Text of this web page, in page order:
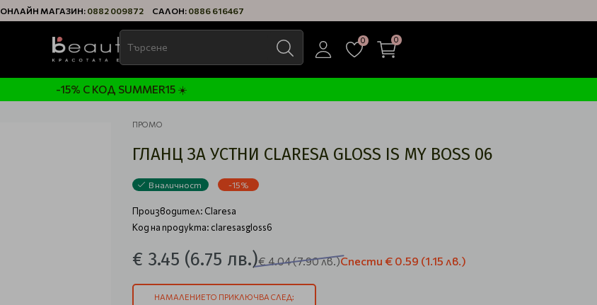
ОНЛАЙН МАГАЗИН: 0882 009872 САЛОН: 0886 616467
0 0
-15% С КОД SUMMER15 ☀️
ПРОМО
ГЛАНЦ ЗА УСТНИ CLARESA GLOSS IS MY BOSS 06
В наличност -15%
Производител: Claresa
Код на продукта: claresasgloss6
€ 3.45 (6.75 лв.)€ 4.04(7.90 лв.)Спести € 0.59 (1.15 лв.)
НАМАЛЕНИЕТО ПРИКЛЮЧВА СЛЕД: